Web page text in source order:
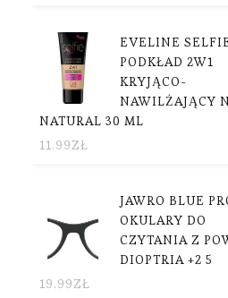
EVELINE
PODKŁAD 2W1
KRYJĄCO-
NAWILŻAJĄCY
NATURAL 30 ML
11.99ZŁ
JAWRO BLUE
OKULARY DO
CZYTANIA Z
DIOPTRIA +2 5
19.99ZŁ